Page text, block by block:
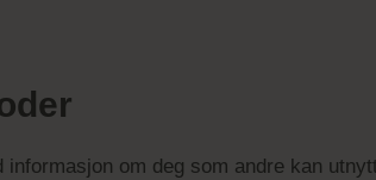
om deg som andre kan